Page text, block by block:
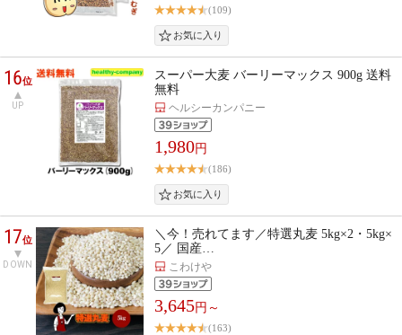
(109)
16位
UP
スーパー大麦 バーリーマックス 900g 送料
無料
ヘルシーカンパニー
1,980円
(186)
17位
DOWN
＼今！売れてます／特選丸麦 5kg×2・5kg×
5／ 国産…
こわけや
3,645円～
(163)